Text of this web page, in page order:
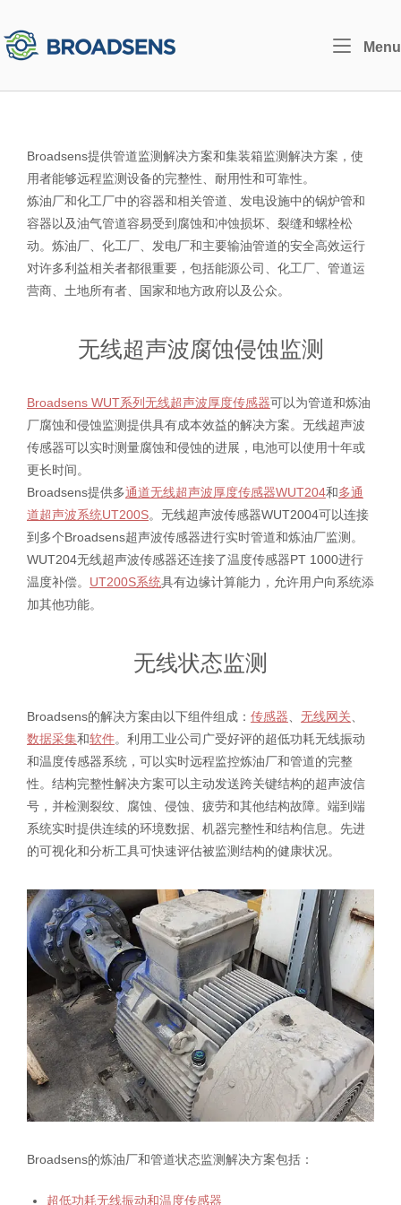
content
Home
Menu
Broadsens提供管道监测解决方案和集装箱监测解决方案，使
用者能够远程监测设备的完整性、耐用性和可靠性。
炼油厂和化工厂中的容器和相关管道、发电设施中的锅炉管和
容器以及油气管道容易受到腐蚀和冲蚀损坏、裂缝和螺栓松
动。炼油厂、化工厂、发电厂和主要输油管道的安全高效运行
对许多利益相关者都很重要，包括能源公司、化工厂、管道运
营商、土地所有者、国家和地方政府以及公众。
无线超声波腐蚀侵蚀监测
Broadsens WUT系列无线超声波厚度传感器可以为管道和炼油
厂腐蚀和侵蚀监测提供具有成本效益的解决方案。无线超声波
传感器可以实时测量腐蚀和侵蚀的进展，电池可以使用十年或
更长时间。
Broadsens提供多通道无线超声波厚度传感器WUT204和多通
道超声波系统UT200S。无线超声波传感器WUT2004可以连接
到多个Broadsens超声波传感器进行实时管道和炼油厂监测。
WUT204无线超声波传感器还连接了温度传感器PT 1000进行
温度补偿。 UT200S系统具有边缘计算能力，允许用户向系统添
加其他功能。
无线状态监测
Broadsens的解决方案由以下组件组成： 传感器 无线网关
数据采集和软件。利用工业公司广受好评的超低功耗无线振动
和温度传感器系统，可以实时远程监控炼油厂和管道的完整
性。结构完整性解决方案可以主动发送跨关键结构的超声波信
号，并检测裂纹、腐蚀、侵蚀、疲劳和其他结构故障。端到端
系统实时提供连续的环境数据、机器完整性和结构信息。先进
的可视化和分析工具可快速评估被监测结构的健康状况。
Broadsens的炼油厂和管道状态监测解决方案包括：
超低功耗无线振动和温度传感器